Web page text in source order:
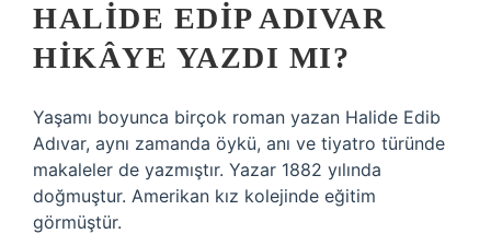
HALIDE EDIP ADIVAR
HIKÂYE YAZDI MI?
Yaşamı boyunca birçok roman yazan Halide Edib
Adıvar, aynı zamanda öykü, anı ve tiyatro türünde
makaleler de yazmıştır. Yazar 1882 yılında
doğmuştur. Amerikan kız kolejinde eğitim
görmüştür.